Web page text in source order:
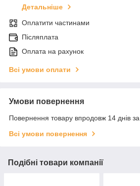
Детальніше
Оплатити частинами
Післяплата
Оплата на рахунок
Всі умови оплати
Умови повернення
Повернення товару впродовж 14 днів
Всі умови повернення
Подібні товари компанії